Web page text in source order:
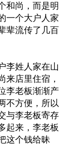
和尚，而是明
一个大户人家
辈流传了几百
李姓人家在山
来店里住宿，
李老板渐渐产
不方便，所以
与李老板寄存
起来，李老板
这个钱给昧